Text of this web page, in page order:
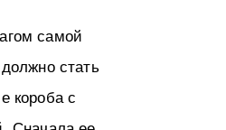
самой
стать
короба с